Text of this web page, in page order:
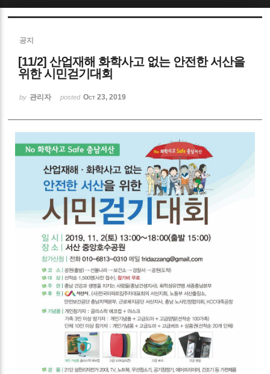
공지
[11/2] 산업재해 화학사고 없는 안전한 서산을
위한 시민걷기대회
by 관리자 posted Oct 23, 2019
Sketchbook5, 스케치북5
Sketchbook5, 스케치북5